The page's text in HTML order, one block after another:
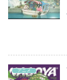
アニメ